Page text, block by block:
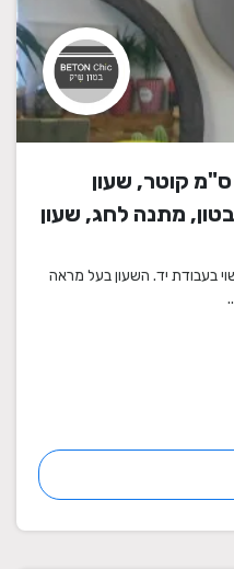
שעון קיר מבטון אפור 25 ס"מ קוטר, שעון
מתנה לחג, שעון
שעון לסלון,
בעבודת יד. השעון בעל מראה